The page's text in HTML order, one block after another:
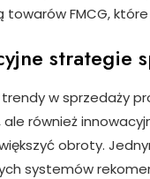
towarów FMCG,
strategie
w sprzedaży
ale również
obroty.
systemów